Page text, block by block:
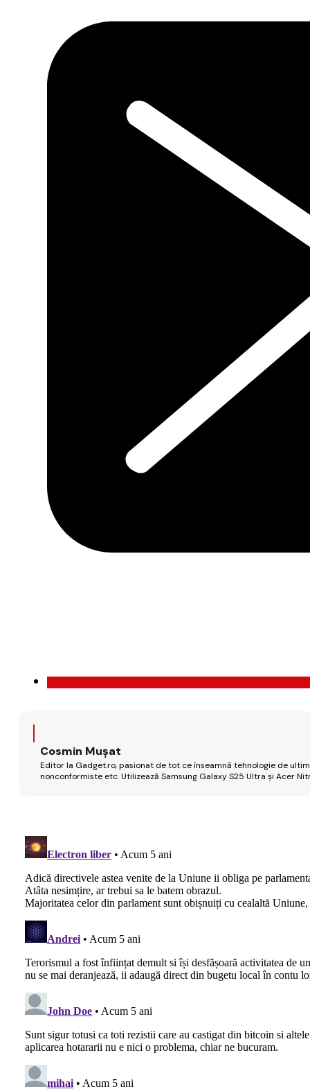
Cosmin Mușat
Editor la Gadget.ro, pasionat de tot ce înseamnă tehnologie de
nonconformiste etc. Utilizează Samsung Galaxy S25 Ultra și Acer